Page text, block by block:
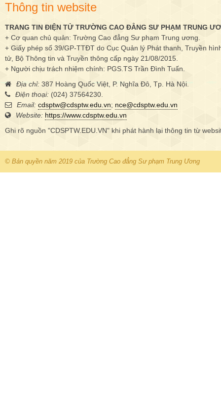
Thông tin website
TRANG TIN ĐIỆN TỬ TRƯỜNG CAO ĐẲNG SƯ PHẠM TRUNG
+ Cơ quan chủ quản: Trường Cao đẳng Sư phạm Trung ương.
+ Giấy phép số 39/GP-TTĐT do Cục Quản lý Phát thanh, Truyền
tử, Bộ Thông tin và Truyền thông cấp ngày 21/08/2015.
+ Người chịu trách nhiệm chính: PGS.TS Trần Đình Tuấn.
Địa chỉ: 387 Hoàng Quốc Việt, P. Nghĩa Đô, Tp. Hà Nội.
Điện thoại: (024) 37564230.
Email: cdsptw@cdsptw.edu.vn; nce@cdsptw.edu.vn
Website: https://www.cdsptw.edu.vn
Ghi rõ nguồn "CDSPTW.EDU.VN" khi phát hành lại thông tin từ
© Bản quyền năm 2019 của Trường Cao đẳng Sư phạm Trung Ương